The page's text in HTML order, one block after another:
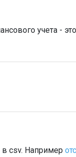
учета -
csv. Например